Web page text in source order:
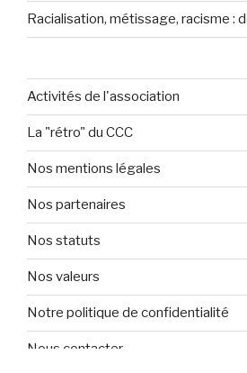
Racialisation, métissage, racisme :
Activités de l'association
La "rétro" du CCC
Nos mentions légales
Nos partenaires
Nos statuts
Nos valeurs
Notre politique de confidentialité
Nous contacter